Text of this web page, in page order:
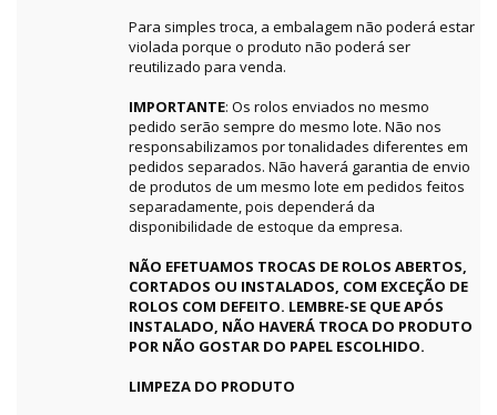
Para simples troca, a embalagem não poderá estar
violada porque o produto não poderá ser
reutilizado para venda.
IMPORTANTE: Os rolos enviados no mesmo
pedido serão sempre do mesmo lote. Não nos
responsabilizamos por tonalidades diferentes em
pedidos separados. Não haverá garantia de envio
de produtos de um mesmo lote em pedidos feitos
separadamente, pois dependerá da
disponibilidade de estoque da empresa.
NÃO EFETUAMOS TROCAS DE ROLOS ABERTOS,
CORTADOS OU INSTALADOS, COM EXCEÇÃO DE
ROLOS COM DEFEITO. LEMBRE-SE QUE APÓS
INSTALADO, NÃO HAVERÁ TROCA DO PRODUTO
POR NÃO GOSTAR DO PAPEL ESCOLHIDO.
LIMPEZA DO PRODUTO